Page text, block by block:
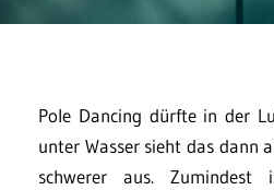
Pole Dancing dürfte in der
unter Wasser sieht das dann
schwerer aus. Zumindest